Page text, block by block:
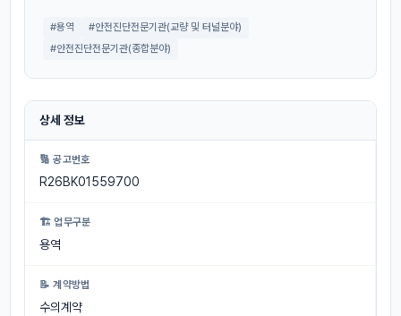
#용역
#안전진단전문기관(교량 및 터널분야)
#안전진단전문기관(종합분야)
상세 정보
🔢 공고번호
R26BK01559700
🏗 업무구분
용역
📝 계약방법
수의계약